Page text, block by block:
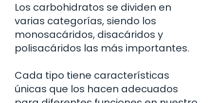
Los carbohidratos se dividen en
varias categorías, siendo los
monosacáridos, disacáridos y
polisacáridos las más importantes.
Cada tipo tiene características
únicas que los hacen adecuados